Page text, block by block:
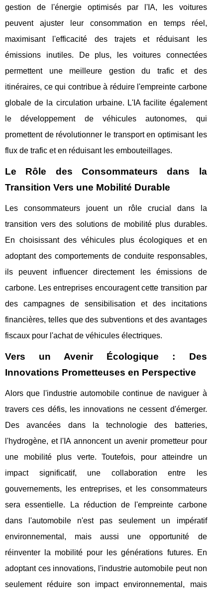
gestion de l'énergie optimisés par l'IA, les voitures
peuvent ajuster leur consommation en temps réel,
maximisant l'efficacité des trajets et réduisant les
émissions inutiles. De plus, les voitures connectées
permettent une meilleure gestion du trafic et des
itinéraires, ce qui contribue à réduire l'empreinte carbone
globale de la circulation urbaine. L'IA facilite également
le développement de véhicules autonomes, qui
promettent de révolutionner le transport en optimisant les
flux de trafic et en réduisant les embouteillages.
Le Rôle des Consommateurs dans la
Transition Vers une Mobilité Durable
Les consommateurs jouent un rôle crucial dans la
transition vers des solutions de mobilité plus durables.
En choisissant des véhicules plus écologiques et en
adoptant des comportements de conduite responsables,
ils peuvent influencer directement les émissions de
carbone. Les entreprises encouragent cette transition par
des campagnes de sensibilisation et des incitations
financières, telles que des subventions et des avantages
fiscaux pour l'achat de véhicules électriques.
Vers un Avenir Écologique : Des
Innovations Prometteuses en Perspective
Alors que l'industrie automobile continue de naviguer à
travers ces défis, les innovations ne cessent d'émerger.
Des avancées dans la technologie des batteries,
l'hydrogène, et l'IA annoncent un avenir prometteur pour
une mobilité plus verte. Toutefois, pour atteindre un
impact significatif, une collaboration entre les
gouvernements, les entreprises, et les consommateurs
sera essentielle. La réduction de l'empreinte carbone
dans l'automobile n'est pas seulement un impératif
environnemental, mais aussi une opportunité de
réinventer la mobilité pour les générations futures. En
adoptant ces innovations, l'industrie automobile peut non
seulement réduire son impact environnemental, mais